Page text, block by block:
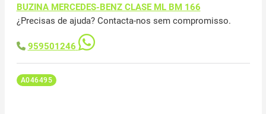
BUZINA MERCEDES-BENZ CLASE ML BM 166
¿Precisas de ajuda? Contacta-nos sem compromisso.
959501246
A046495